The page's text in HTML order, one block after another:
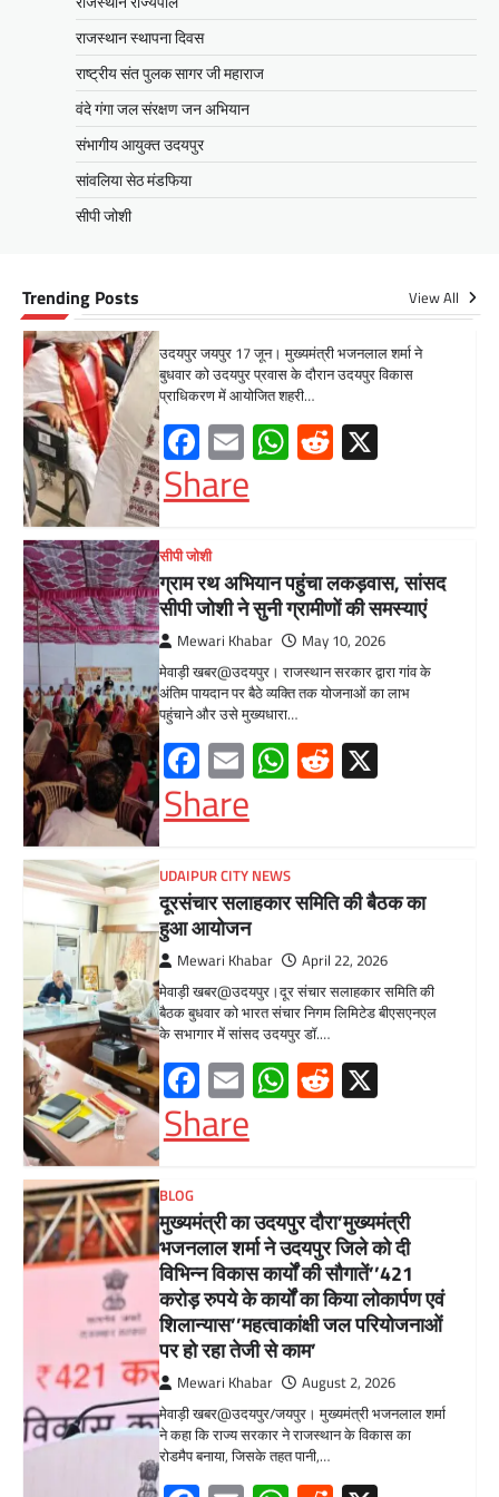
राजस्थान स्थापना दिवस
राष्ट्रीय संत पुलक सागर जी महाराज
वंदे गंगा जल संरक्षण जन अभियान
संभागीय आयुक्त उदयपुर
सांवलिया सेठ मंडफिया
सीपी जोशी
Trending Posts View All
Facebook
EmailWhatsApp
Reddit
X
Share
सीपी जोशी
ग्राम रथ अभियान पहुंचा लकड़वास, सांसद
सीपी जोशी ने सुनी ग्रामीणों की समस्याएं
Facebook
EmailWhatsApp
Reddit
X
Share
UDAIPUR CITY NEWS
दूरसंचार सलाहकार समिति की बैठक का
हुआ आयोजन
Mewari Khabar
मेवाड़ी खबर@उदयपुर।दूर संचार सलाहकार समिति की
बैठक बुधवार को भारत संचार निगम लिमिटेड बीएसएनएल
के सभागार में सांसद उदयपुर डॉ.…
Facebook
EmailWhatsApp
Reddit
X
Share
BLOG
मुख्यमंत्री का उदयपुर दौरा’मुख्यमंत्री
भजनलाल शर्मा ने उदयपुर जिले को दी
विभिन्न विकास कार्यों की सौगातें’’421
करोड़ रुपये के कार्यों का किया लोकार्पण एवं
शिलान्यास’’महत्वाकांक्षी जल परियोजनाओं
पर हो रहा तेजी से काम’
Mewari Khabar August 2, 2026
मेवाड़ी खबर@उदयपुर/जयपुर। मुख्यमंत्री भजनलाल शर्मा
ने कहा कि राज्य सरकार ने राजस्थान के विकास का
रोडमैप बनाया, जिसके तहत पानी,…
Facebook
EmailWhatsApp
Reddit
X
Share
BLOG
मुख्यमंत्री ने उदयपुर में शहरी सेवा शिविर
का किया निरीक्षणसेवा शिविरों के माध्यम से
अंतिम व्यक्ति तक पहुंच रही
सरकारआमजन शिविरों का लें अधिकाधिक
लाभ, लोगों की समस्याओं का हर हाल में हो
समाधान, अधिकारी नहीं
Mewari Khabar June 17, 2026
उदयपुर जयपुर 17 जून। मुख्यमंत्री भजनलाल शर्मा ने
बुधवार को उदयपुर प्रवास के दौरान उदयपुर विकास
प्राधिकरण में आयोजित शहरी…